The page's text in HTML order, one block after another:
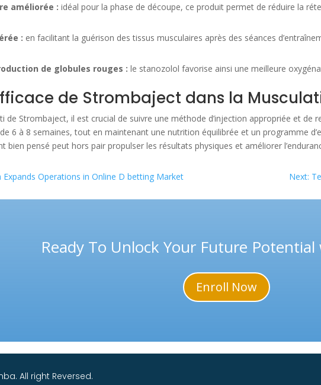
améliorée : idéal pour la phase de découpe, ce produit permet de réduire la
: en facilitant la guérison des tissus musculaires après des séances
de globules rouges : le stanozolol favorise ainsi une meilleure
de Strombaject dans la
de Strombaject, il est crucial de suivre une méthode d’injection appropriée et de
6 à 8 semaines, tout en maintenant une nutrition équilibrée et un programme
bien pensé peut hors pair propulser les résultats physiques et améliorer
Expands Operations in Online D betting Market Next:
Ready To Unlock Your Future
Enroll Now
All right Reversed.